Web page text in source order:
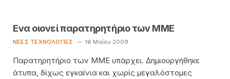
Ενα οιονεί παρατηρητήριο των ΜΜΕ
ΝΈΕΣ ΤΕΧΝΟΛΟΓΊΕΣ 16 Μαΐου 2009
Παρατηρητήριο των ΜΜΕ υπάρχει. Δημιουργήθηκε
άτυπα, δίχως εγκαίνια και χωρίς μεγαλόστομες